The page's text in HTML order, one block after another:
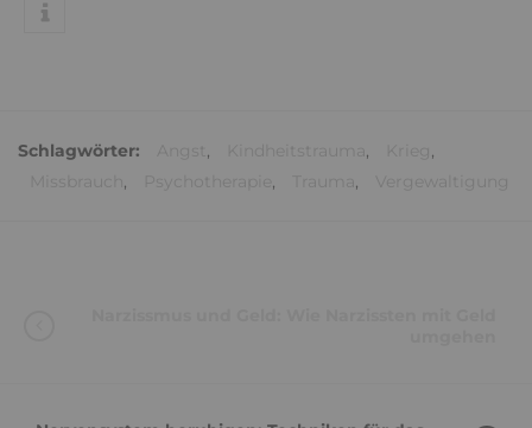
Schlagwörter: , ,
,
, , ,